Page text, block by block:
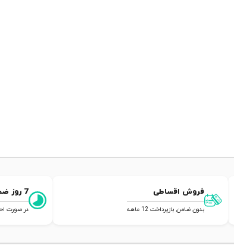
فروش اقساطی
بدون ضامن, بازپرداخت 12 ماهه
7 روز ضمانت فروش کالا
در صورت